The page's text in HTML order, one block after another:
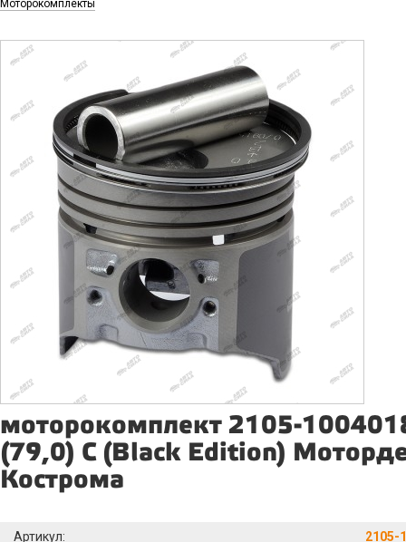
Моторокомплекты
моторокомплект 2105-
(79,0) С (Black Edition)
Кострома
Артикул:
2105-